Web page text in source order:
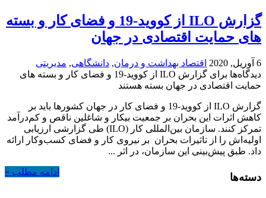
گزارش ILO از کووید-19 و فضای کار و بسته
های حمایت اقتصادی در جهان
6 آوریل, 2020 اقتصاد بهداشت و درمان, دانشگاهی, مدیریتی
دیدگاه‌ها
برای گزارش ILO از کووید-19 و فضای کار و بسته های
حمایت اقتصادی در جهان بسته هستند
گزارش ILO از کووید-19 و فضای کار در جهان کشورها باید بر
کاهش اثرات این بحران بر جمعیت بیکار و شاغلین ناقص و کم‌درآمد
تمرکز کنند. سازمان بین‌المللی کار (ILO) طی گزارشی ارزیابی
اولیه‌اش را از تاثیرات بحران بر نیروی کار و فضای کسب‌وکار ارائه
داد. طبق پیش‌بینی این سازمان، در اثر ...
ادامه مطلب » دسته‌ها